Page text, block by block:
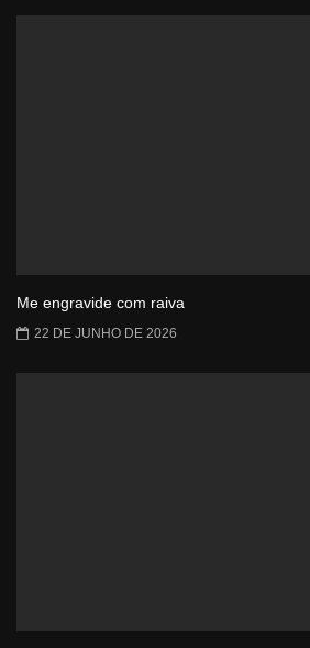
Me engravide com raiva
22 DE JUNHO DE 2026